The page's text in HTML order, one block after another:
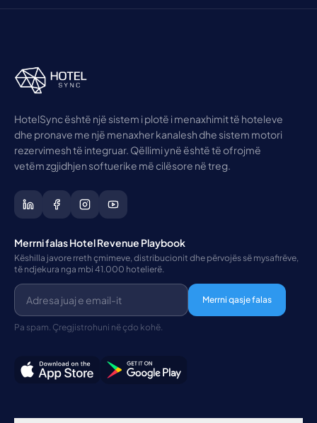
HotelSync është një sistem i plotë i menaxhimit të hoteleve
dhe pronave me një menaxher kanalesh dhe sistem motori
rezervimesh të integruar. Qëllimi ynë është të ofrojmë
vetëm zgjidhjen softuerike më cilësore në treg.
Merrni falas Hotel Revenue Playbook
Këshilla javore rreth çmimeve, distribucionit dhe përvojës së mysafirëve,
të ndjekura nga mbi 41.000 hotelierë.
Merrni qasje falas
Pa spam. Çregjistrohuni në çdo kohë.